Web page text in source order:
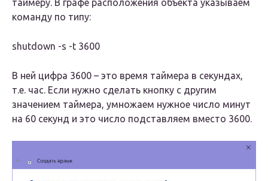
таймеру. В графе расположения объекта указываем
команду по типу:
shutdown -s -t 3600
В ней цифра 3600 – это время таймера в секундах,
т.е. час. Если нужно сделать кнопку с другим
значением таймера, умножаем нужное число минут
на 60 секунд и это число подставляем вместо 3600.